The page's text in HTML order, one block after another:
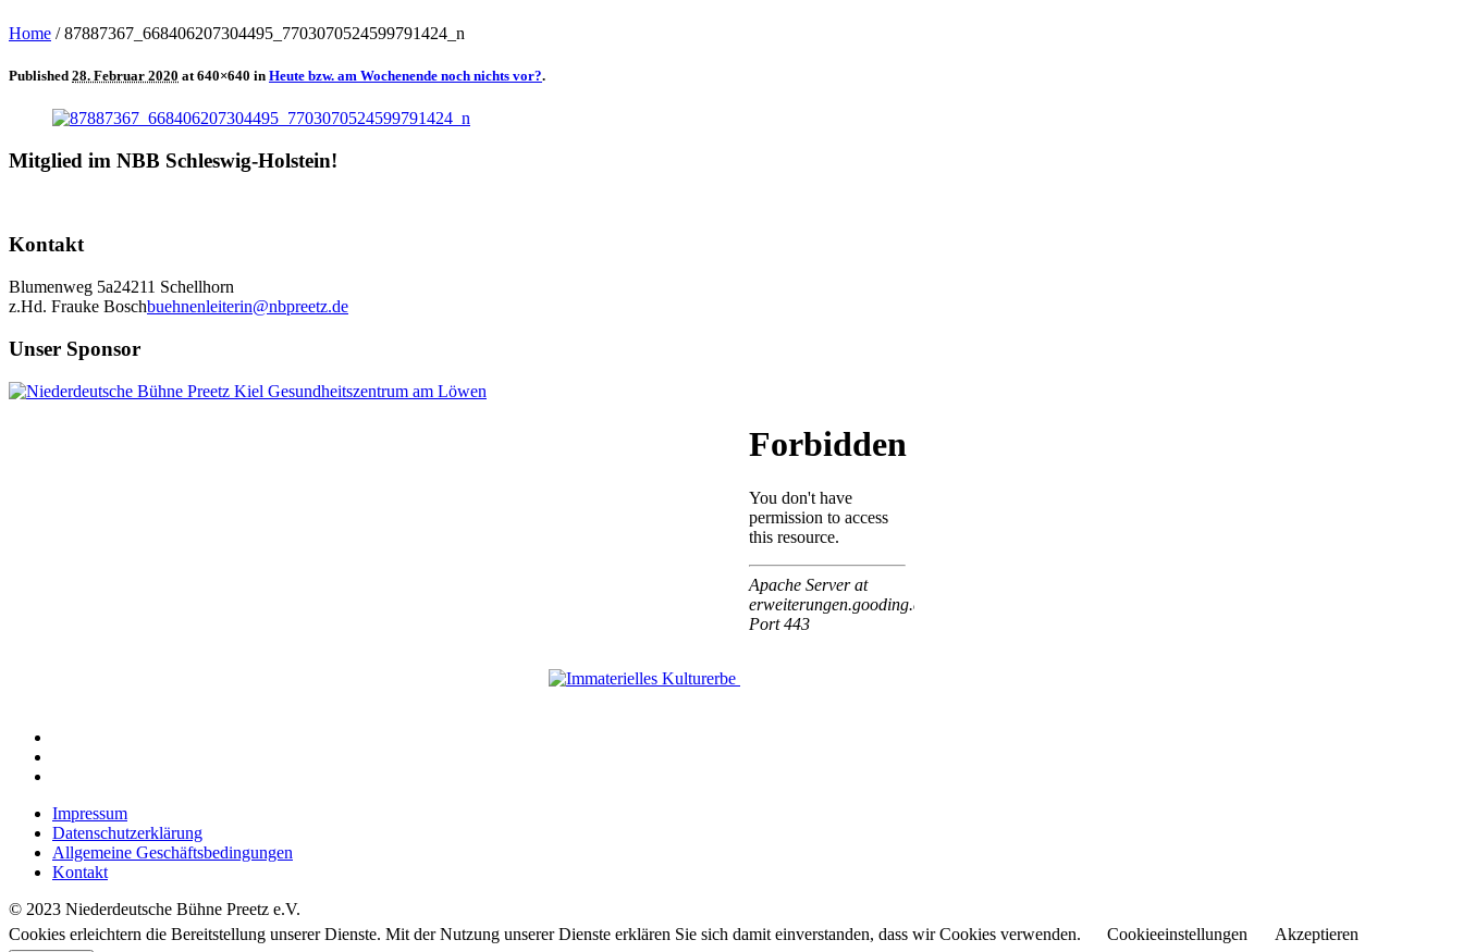
Home /87887367_668406207304495_7703070524599791424_n
Published 28. Februar 2020 at 640×640 in Heute bzw. am Wochenende noch nichts vor?.
Mitglied im NBB Schleswig-Holstein!
Kontakt
Blumenweg 5a24211 Schellhorn
z.Hd. Frauke Boschbuehnenleiterin@nbpreetz.de
Unser Sponsor
Impressum
Datenschutzerklärung
Allgemeine Geschäftsbedingungen
Kontakt
© 2023 Niederdeutsche Bühne Preetz e.V.
Cookies erleichtern die Bereitstellung unserer Dienste. Mit der Nutzung unserer Dienste erklären Sie sich damit einverstanden, dass wir Cookies verwenden.
Cookieeinstellungen Akzeptieren